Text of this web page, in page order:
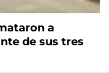
a
de sus tres